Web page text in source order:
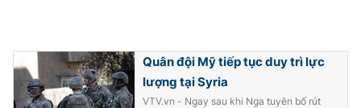
Video Shorts video
Quân đội Mỹ tiếp tục duy trì lực
lượng tại Syria
VTV.vn - Ngay sau khi Nga tuyên bố rút